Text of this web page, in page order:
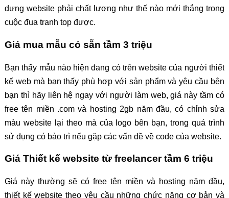
dựng website phải chất lượng như thế nào mới thắng trong
cuộc đua tranh top được.
Giá mua mẫu có sẵn tầm 3 triệu
Bạn thấy mẫu nào hiện đang có trên website của người thiết
kế web mà bạn thấy phù hợp với sản phẩm và yêu cầu bên
bạn thì hãy liên hệ ngay với người làm web, giá này tầm có
free tên miền .com và hosting 2gb năm đầu, có chỉnh sửa
màu website lại theo mà của logo bên bạn, trong quá trình
sử dụng có bảo trì nếu gặp các vấn đề về code của website.
Giá Thiết kế website từ freelancer tầm 6 triệu
Giá này thường sẽ có free tên miền và hosting năm đầu,
thiết kế website theo yêu cầu những chức năng cơ bản và